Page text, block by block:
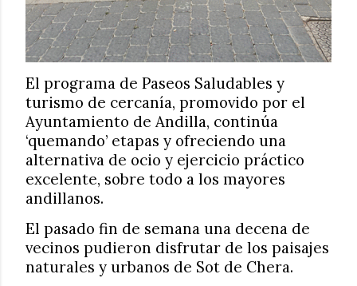
El programa de Paseos Saludables y
turismo de cercanía, promovido por el
Ayuntamiento de Andilla, continúa
‘quemando’ etapas y ofreciendo una
alternativa de ocio y ejercicio práctico
excelente, sobre todo a los mayores
andillanos.
El pasado fin de semana una decena de
vecinos pudieron disfrutar de los paisajes
naturales y urbanos de Sot de Chera.